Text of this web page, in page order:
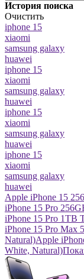
История поиска
Очистить
iphone 15
xiaomi
samsung galaxy
huawei
iphone 15
xiaomi
samsung galaxy
huawei
iphone 15
xiaomi
samsung galaxy
huawei
iphone 15
xiaomi
samsung galaxy
huawei
Apple iPhone 15
iPhone 15 Pro
iPhone 15 Pro 1TB
iPhone 15 Pro Max
Natural)Apple
White, Natural)